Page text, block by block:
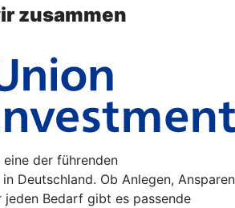
zusammen
der führenden
Deutschland. Ob Anlegen, Ansparen
Bedarf gibt es passende